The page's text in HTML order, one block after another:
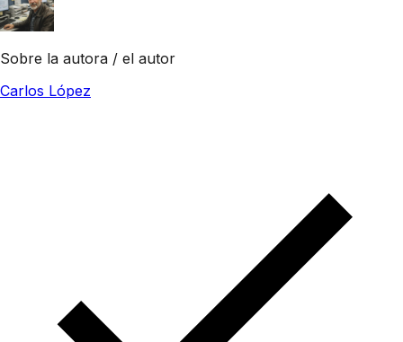
Sobre la autora / el autor
Carlos López